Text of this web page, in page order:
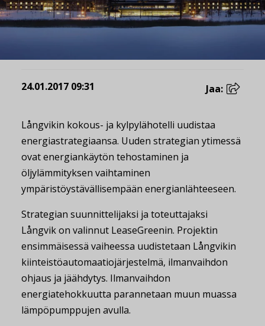
24.01.2017 09:31 Jaa:
Långvikin kokous- ja kylpylähotelli uudistaa
energiastrategiaansa. Uuden strategian ytimessä
ovat energiankäytön tehostaminen ja
öljylämmityksen vaihtaminen
ympäristöystävällisempään energianlähteeseen.
Strategian suunnittelijaksi ja toteuttajaksi
Långvik on valinnut LeaseGreenin. Projektin
ensimmäisessä vaiheessa uudistetaan Långvikin
kiinteistöautomaatiojärjestelmä, ilmanvaihdon
ohjaus ja jäähdytys. Ilmanvaihdon
energiatehokkuutta parannetaan muun muassa
lämpöpumppujen avulla.